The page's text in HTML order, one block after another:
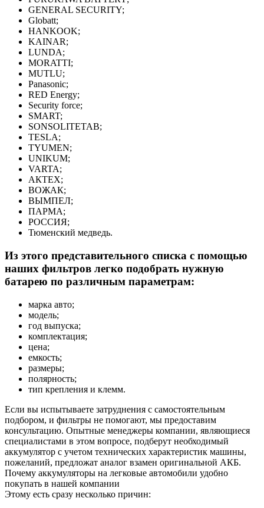
GENERAL SECURITY;
Globatt;
HANKOOK;
KAINAR;
LUNDA;
MORATTI;
MUTLU;
Panasonic;
RED Energy;
Security force;
SMART;
SONSOLITETAB;
TESLA;
TYUMEN;
UNIKUM;
VARTA;
АКТЕХ;
ВОЖАК;
ВЫМПЕЛ;
ПАРМА;
РОССИЯ;
Тюменский медведь.
Из этого представительного списка с помощью
наших фильтров легко подобрать нужную
батарею по различным параметрам:
марка авто;
модель;
год выпуска;
комплектация;
цена;
емкость;
размеры;
полярность;
тип крепления и клемм.
Если вы испытываете затруднения с самостоятельным
подбором, и фильтры не помогают, мы предоставим
консультацию. Опытные менеджеры компании, являющиеся
специалистами в этом вопросе, подберут необходимый
аккумулятор с учетом технических характеристик машины,
пожеланий, предложат аналог взамен оригинальной АКБ.
Почему аккумуляторы на легковые автомобили удобно
покупать в нашей компании
Этому есть сразу несколько причин: